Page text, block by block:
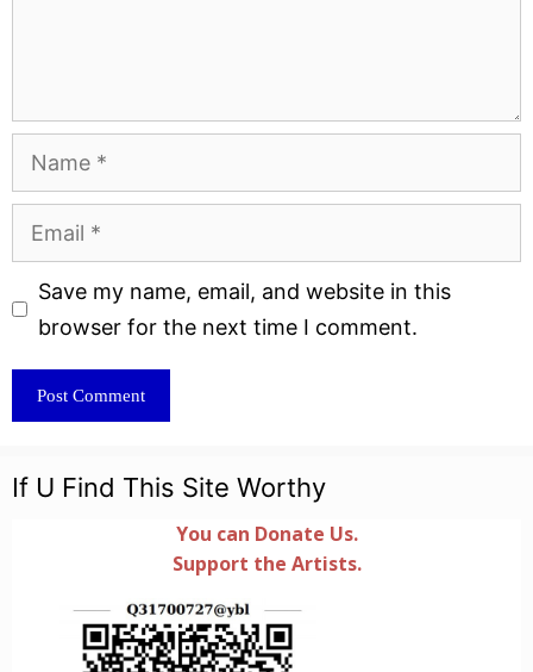
Name
Email
Website
Save my name, email, and website in this
browser for the next time I comment.
If U Find This Site Worthy